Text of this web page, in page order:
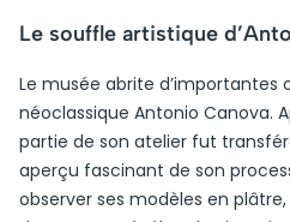
Le souffle artistique
Le musée abrite
néoclassique Antonio Canova.
partie de son atelier fut
aperçu fascinant de son
observer ses modèles en